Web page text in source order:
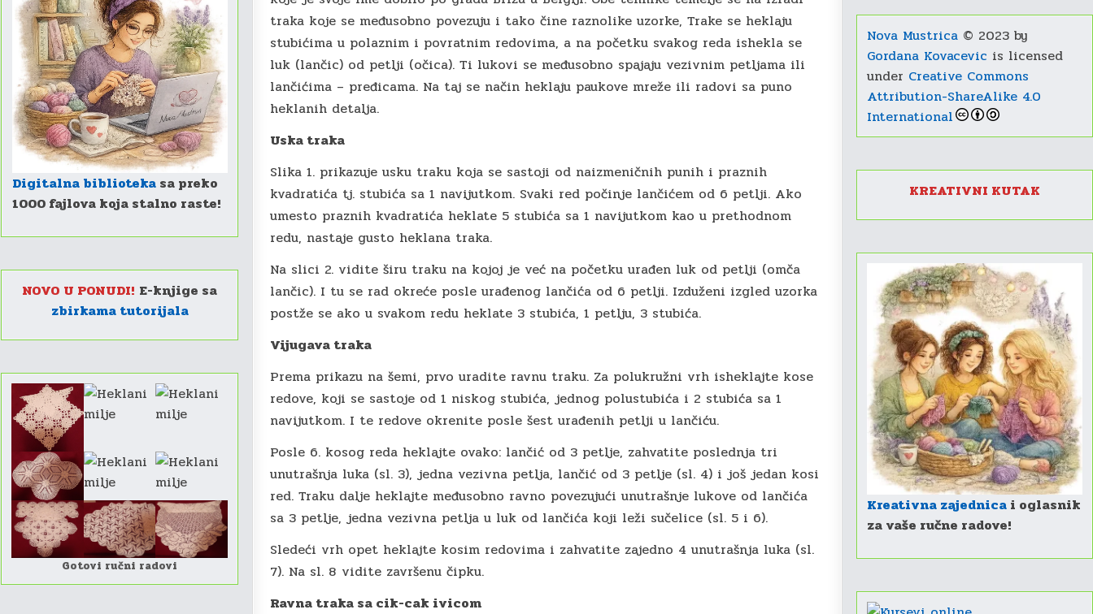
traka koje se međusobno povezuju i tako čine raznolike uzorke, Trake se heklaju
stubićima u polaznim i povratnim redovima, a na početku svakog reda ishekla se
luk (lančic) od petlji (očica). Ti lukovi se međusobno spajaju vezivnim petljama ili
lančićima – pređicama. Na taj se način heklaju paukove mreže ili radovi sa puno
heklanih detalja.
Uska traka
Slika 1. prikazuje usku traku koja se sastoji od naizmeničnih punih i praznih
kvadratića tj. stubića sa 1 navijutkom. Svaki red počinje lančićem od 6 petlji. Ako
umesto praznih kvadratića heklate 5 stubića sa 1 navijutkom kao u prethodnom
redu, nastaje gusto heklana traka.
Na slici 2. vidite širu traku na kojoj je već na početku urađen luk od petlji (omča
lančic). I tu se rad okreće posle urađenog lančića od 6 petlji. Izduženi izgled uzorka
postže se ako u svakom redu heklate 3 stubića, 1 petlju, 3 stubića.
Vijugava traka
Prema prikazu na šemi, prvo uradite ravnu traku. Za polukružni vrh isheklajte kose
redove, koji se sastoje od 1 niskog stubića, jednog polustubića i 2 stubića sa 1
navijutkom. I te redove okrenite posle šest urađenih petlji u lančiću.
Posle 6. kosog reda heklajte ovako: lančić od 3 petlje, zahvatite poslednja tri
unutrašnja luka (sl. 3), jedna vezivna petlja, lančić od 3 petlje (sl. 4) i još jedan kosi
red. Traku dalje heklajte međusobno ravno povezujući unutrašnje lukove od lančića
sa 3 petlje, jedna vezivna petlja u luk od lančića koji leži sučelice (sl. 5 i 6).
Sledeći vrh opet heklajte kosim redovima i zahvatite zajedno 4 unutrašnja luka (sl.
7). Na sl. 8 vidite završenu čipku.
Ravna traka sa cik-cak ivicom
Nova Mustrica© 2023 by
Gordana Kovacevic is licensed
under Creative Commons
Attribution-ShareAlike 4.0
International
KREATIVNI KUTAK
Kreativna zajednicai oglasnik
za vaše ručne radove!
Digitalna bibliotekasa preko
1000 fajlova koja stalno raste!
NOVO U PONUDI! E-knjige sa
zbirkama tutorijala
Gotovi ručni radovi